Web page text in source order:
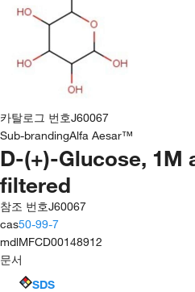
카탈로그 번호J60067
Sub-brandingAlfa Aesar™
D-(+)-Glucose, 1M
filtered
참조 번호J60067
cas50-99-7
mdlMFCD00148912
문서
SDS